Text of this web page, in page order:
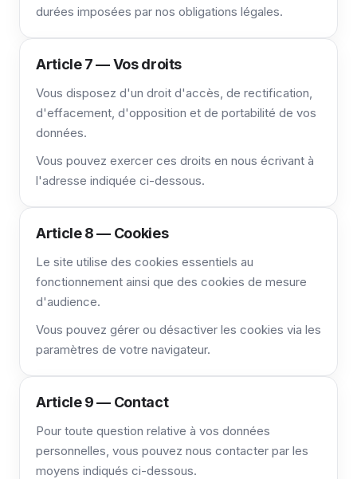
durées imposées par nos obligations légales.
Article 7 — Vos droits
Vous disposez d'un droit d'accès, de rectification,
d'effacement, d'opposition et de portabilité de vos
données.
Vous pouvez exercer ces droits en nous écrivant à
l'adresse indiquée ci-dessous.
Article 8 — Cookies
Le site utilise des cookies essentiels au
fonctionnement ainsi que des cookies de mesure
d'audience.
Vous pouvez gérer ou désactiver les cookies via les
paramètres de votre navigateur.
Article 9 — Contact
Pour toute question relative à vos données
personnelles, vous pouvez nous contacter par les
moyens indiqués ci-dessous.